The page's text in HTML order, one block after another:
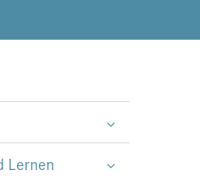
Lernen